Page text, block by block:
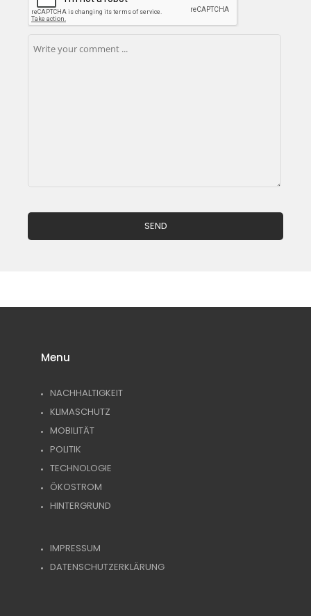
Menu
NACHHALTIGKEIT
KLIMASCHUTZ
MOBILITÄT
POLITIK
TECHNOLOGIE
ÖKOSTROM
HINTERGRUND
IMPRESSUM
DATENSCHUTZERKLÄRUNG